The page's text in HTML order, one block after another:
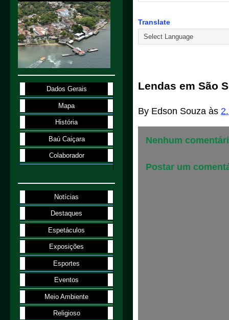
Translate
Lendas em São
By Edson Souza às
Nenhum
Postar um
Dados Gerais
Mapa
História
Baú Caiçara
Colaborador
Notícias
Destaques
Espetáculos
Exposições
Esportes
Eventos
Meio Ambiente
Religioso